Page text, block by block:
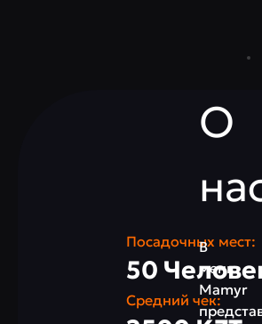
О
В
меню
Mamyr
Посадочных мест:
50
Средний чек: